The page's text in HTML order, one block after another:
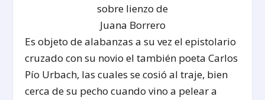
sobre lienzo de
Juana Borrero
Es objeto de alabanzas a su vez el epistolario
cruzado con su novio el también poeta Carlos
Pío Urbach, las cuales se cosió al traje, bien
cerca de su pecho cuando vino a pelear a